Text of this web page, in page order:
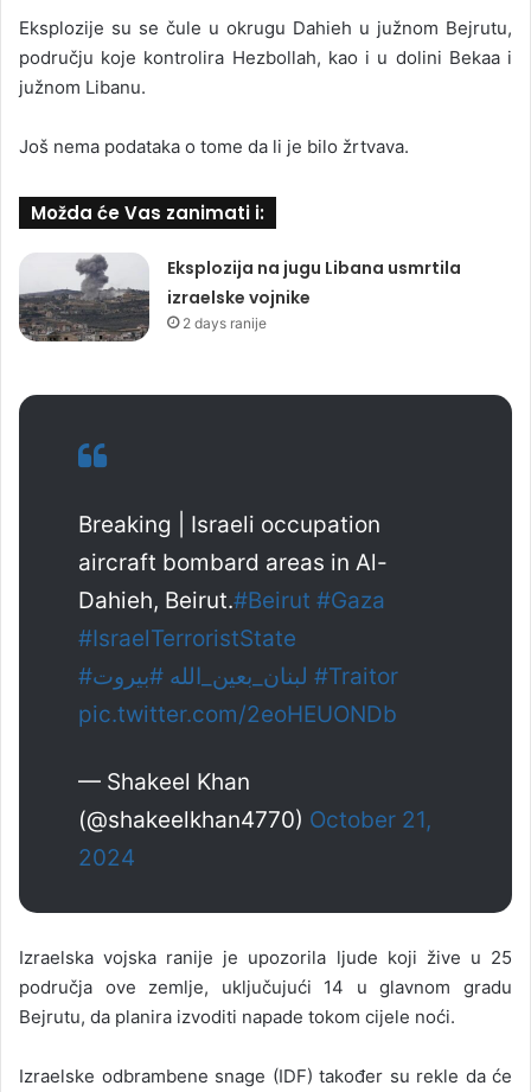
Eksplozije su se čule u okrugu Dahieh u južnom Bejrutu,
području koje kontrolira Hezbollah, kao i u dolini Bekaa i
južnom Libanu.
Još nema podataka o tome da li je bilo žrtvava.
Možda će Vas zanimati i:
Eksplozija na jugu Libana usmrtila
izraelske vojnike
2 days ranije
Breaking | Israeli occupation
aircraft bombard areas in Al-
Dahieh, Beirut.#Beirut #Gaza
#IsraelTerroristState
#لبنان_بعين_الله #بيروت
#Traitor
pic.twitter.com/2eoHEUONDb
— Shakeel Khan
(@shakeelkhan4770) October 21,
2024
Izraelska vojska ranije je upozorila ljude koji žive u 25
područja ove zemlje, uključujući 14 u glavnom gradu
Bejrutu, da planira izvoditi napade tokom cijele noći.
Izraelske odbrambene snage (IDF) također su rekle da će